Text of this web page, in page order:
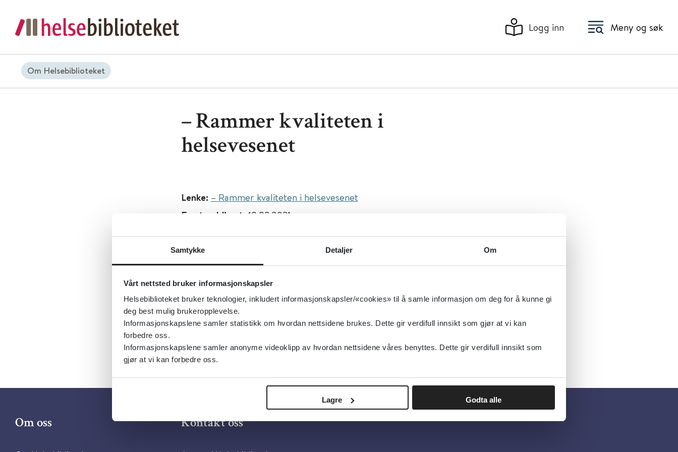
Samtykke Detaljer Om
Vårt nettsted bruker informasjonskapsler
Helsebiblioteket bruker teknologier, inkludert informasjonskapsler/«cookies» til å samle informasjon om deg for å kunne gi
deg best mulig brukeropplevelse.
Informasjonskapslene samler statistikk om hvordan nettsidene brukes. Dette gir verdifull innsikt som gjør at vi kan
forbedre oss.
Informasjonskapslene samler anonyme videoklipp av hvordan nettsidene våres benyttes. Dette gir verdifull innsikt som
gjør at vi kan forbedre oss.
Lagre Godta alle
Logg inn Meny og søk
Om Helsebiblioteket
– Rammer kvaliteten i
helsevesenet
Lenke: – Rammer kvaliteten i helsevesenet
Først publisert: 19.02.2021
Tema:
Dokumenttype:Artikler
Utgiver:Dagens Medisin
Språk:Norsk
Om oss Kontakt oss